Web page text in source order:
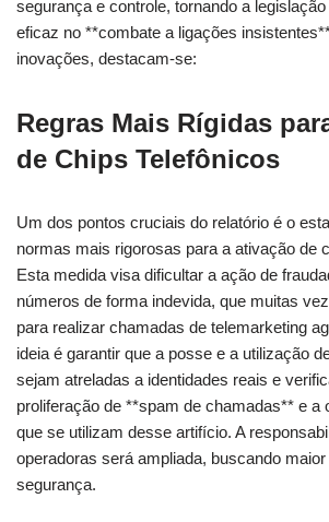
segurança e controle, tornando a
eficaz no **combate a ligações
inovações, destacam-se:
Regras Mais Rígidas
de Chips Telefônicos
Um dos pontos cruciais do relatório é o
normas mais rigorosas para a ativação de
Esta medida visa dificultar a ação de
números de forma indevida, que muitas
para realizar chamadas de telemarketing
ideia é garantir que a posse e a utilização
sejam atreladas a identidades reais e
proliferação de **spam de chamadas** e a
que se utilizam desse artifício. A
operadoras será ampliada, buscando
segurança.